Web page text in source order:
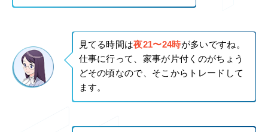
見てる時間は夜21〜24時が多いですね。
仕事に行って、家事が片付くのがちょう
どその頃なので、そこからトレードして
ます。